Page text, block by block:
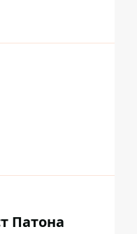
Патона